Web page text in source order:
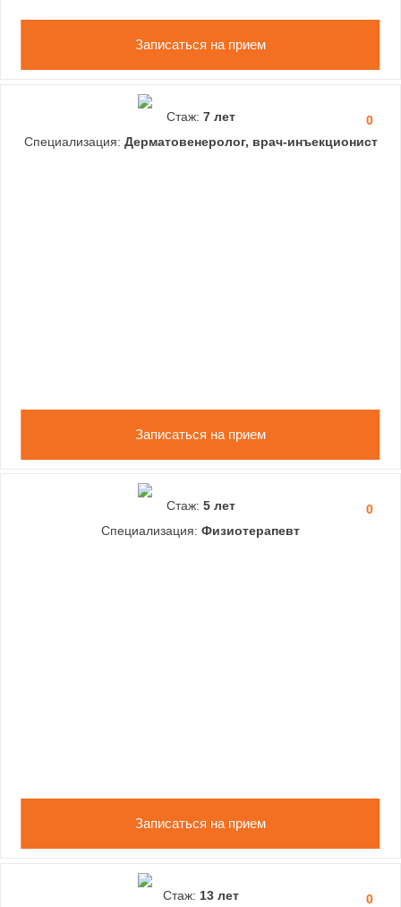
Записаться на прием
0
Стаж: 7 лет
Специализация: Дерматовенеролог, врач-инъекционист
Записаться на прием
0
Стаж: 5 лет
Специализация: Физиотерапевт
Записаться на прием
0
Стаж: 13 лет